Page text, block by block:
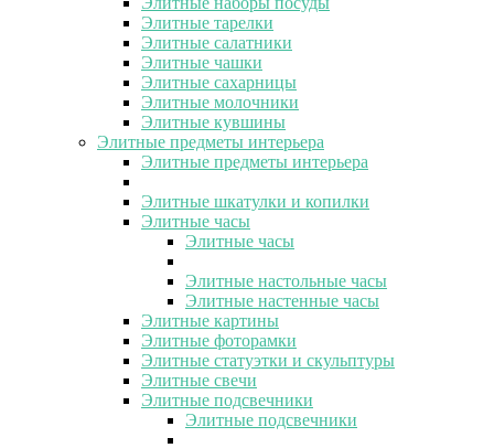
Элитные тарелки
Элитные салатники
Элитные чашки
Элитные сахарницы
Элитные молочники
Элитные кувшины
Элитные предметы интерьера
Элитные предметы интерьера
Элитные шкатулки и копилки
Элитные часы
Элитные часы
Элитные настольные часы
Элитные настенные часы
Элитные картины
Элитные фоторамки
Элитные статуэтки и скульптуры
Элитные свечи
Элитные подсвечники
Элитные подсвечники